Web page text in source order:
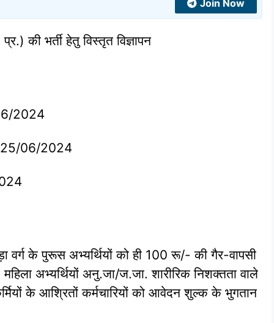
Join Now
की भर्ती हेतु विस्‍तृत विज्ञापन
2024
25/06/2024
के पुरूस अभ्‍यर्थियों को ही 100 रू/- की गैर-वापसी
अभ्‍यर्थियों अनु.जा/ज.जा. शारीरिक निशक्‍तता वाले
के आश्रितों कर्मचारियों को आवेदन शुल्‍क के भुगतान